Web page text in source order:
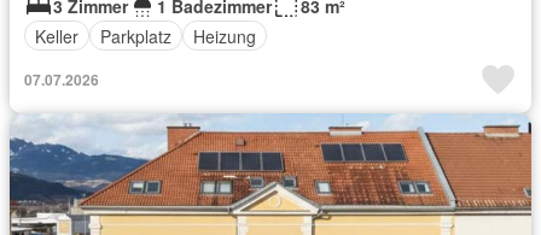
3 Zimmer
1 Badezimmer
83 m²
Keller
Parkplatz Heizung
07.07.2026